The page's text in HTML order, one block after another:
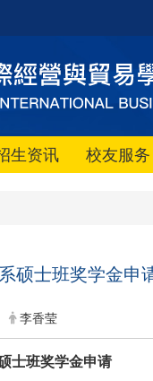
生资讯 校友服务
硕士班奖学金申
李香莹
士班奖学金申请